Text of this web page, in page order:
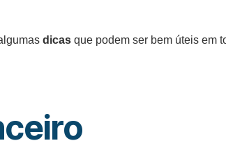
dicas que podem ser bem úteis em